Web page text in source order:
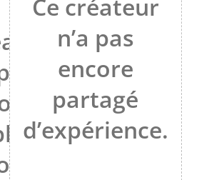
Ce créateur
n’a pas
encore
partagé
d’expérience.